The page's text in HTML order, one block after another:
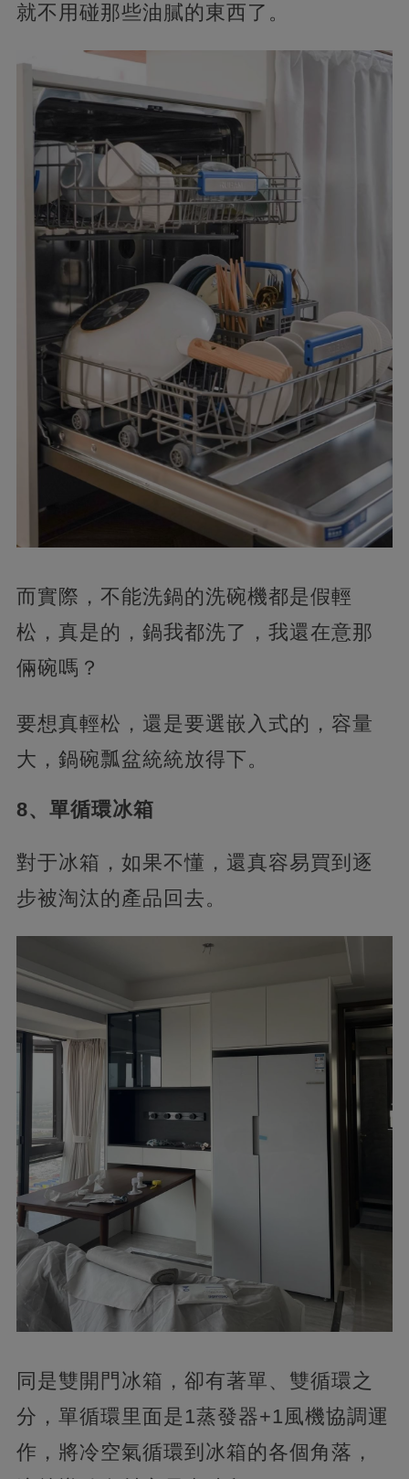
就不用碰那些油膩的東西了。
而實際，不能洗鍋的洗碗機都是假輕
松，真是的，鍋我都洗了，我還在意那
倆碗嗎？
要想真輕松，還是要選嵌入式的，容量
大，鍋碗瓢盆統統放得下。
8、單循環冰箱
對于冰箱，如果不懂，還真容易買到逐
步被淘汰的產品回去。
同是雙開門冰箱，卻有著單、雙循環之
分，單循環里面是1蒸發器+1風機協調運
作，將冷空氣循環到冰箱的各個角落，